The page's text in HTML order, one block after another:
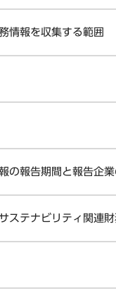
情報を収集する範囲
の報告期間と報告企
ステナビリティ関連